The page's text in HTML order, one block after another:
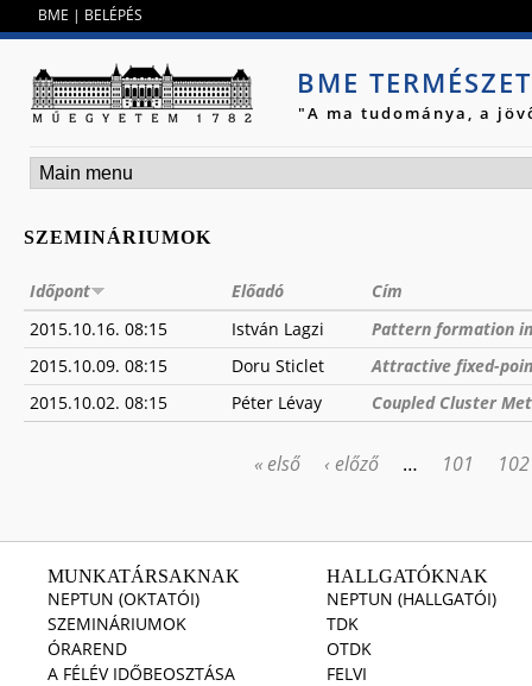
BME | BELÉPÉS
BME
"A ma tudománya, a
SZEMINÁRIUMOK
Időpont Előadó
Cím
2015.10.16. 08:15
István Lagzi
Pattern formation
2015.10.09. 08:15
Doru Sticlet
Attractive fixed-
2015.10.02. 08:15
Péter Lévay Coupled Cluster
« első ‹ előző … 101 102
MUNKATÁRSAKNAK
NEPTUN (OKTATÓI)
SZEMINÁRIUMOK
ÓRAREND
A FÉLÉV IDŐBEOSZTÁSA
HALLGATÓKNAK
NEPTUN (HALLGATÓI)
TDK
OTDK
FELVI